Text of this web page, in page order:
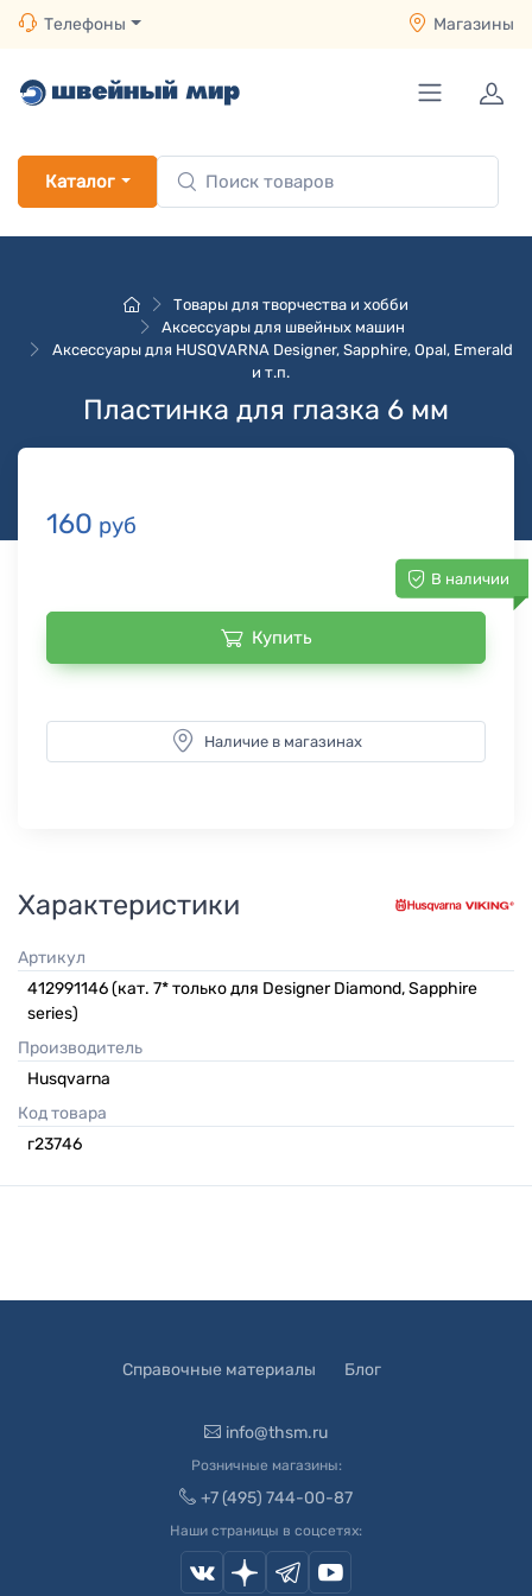
Телефоны Магазины
Каталог
Товары для творчества и хобби
Аксессуары для швейных машин
Аксессуары для HUSQVARNA Designer, Sapphire, Opal, Emerald
и т.п.
Пластинка для глазка 6 мм
160 руб
В наличии
Купить
Наличие в магазинах
Характеристики
Артикул
412991146 (кат. 7* только для Designer Diamond, Sapphire
series)
Производитель
Husqvarna
Код товара
г23746
Справочные материалы Блог
info@thsm.ru
Розничные магазины:
+7 (495) 744-00-87
Наши страницы в соцсетях: